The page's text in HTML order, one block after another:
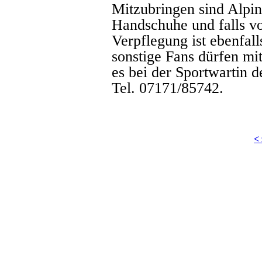
Mitzubringen sind
Handschuhe und falls
Verpflegung ist
sonstige Fans dürfen
es bei der Sportwartin
Tel. 07171/85742.
<